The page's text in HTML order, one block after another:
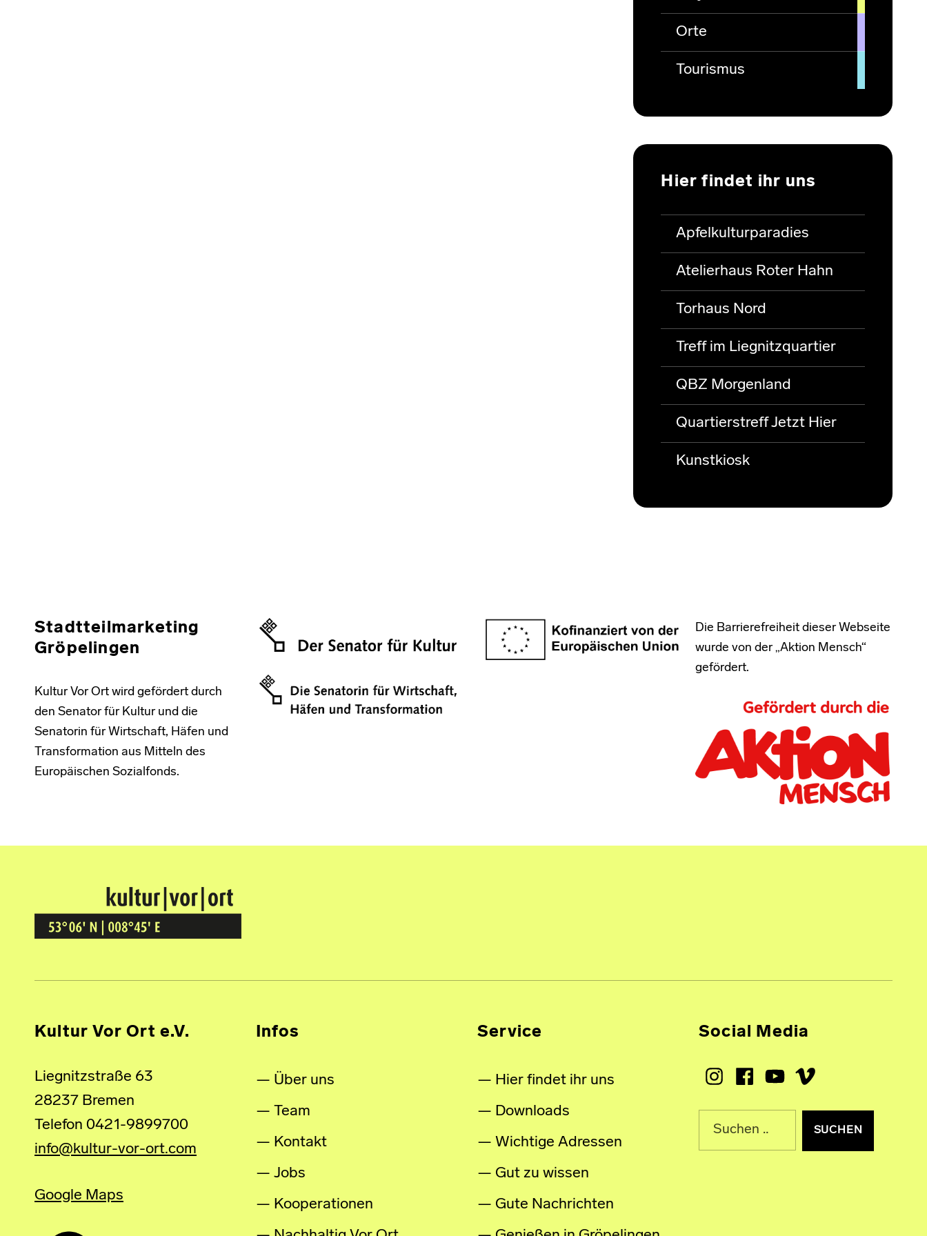
Orte
Tourismus
Hier findet ihr uns
Apfelkulturparadies
Atelierhaus Roter Hahn
Torhaus Nord
Treff im Liegnitzquartier
QBZ Morgenland
Quartierstreff Jetzt Hier
Kunstkiosk
Stadtteilmarketing
Gröpelingen
Kultur Vor Ort wird gefördert durch
den Senator für Kultur und die
Senatorin für Wirtschaft, Häfen und
Transformation aus Mitteln des
Europäischen Sozialfonds.
Die Barrierefreiheit dieser Webseite
wurde von der „Aktion Mensch“
gefördert.
Kultur Vor Ort
BREMEN GRÖPELINGEN
Kultur Vor Ort e.V.
Liegnitzstraße 63
28237 Bremen
Telefon 0421-9899700
info@kultur-vor-ort.com
Google Maps
Infos
Über uns
Team
Kontakt
Jobs
Kooperationen
Service
Hier findet ihr uns
Downloads
Wichtige Adressen
Gut zu wissen
Gute Nachrichten
Social Media
InstagramFacebookYoutubeVimeo
Suche nach: